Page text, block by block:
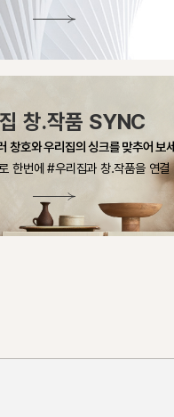
창.작품 SYNC
창호와 우리집의 싱크를 맞추어 보
한번에 #우리집과 창.작품을 연결